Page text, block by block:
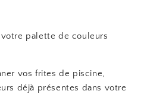
palette de couleurs
vos frites de piscine,
déjà présentes dans votre